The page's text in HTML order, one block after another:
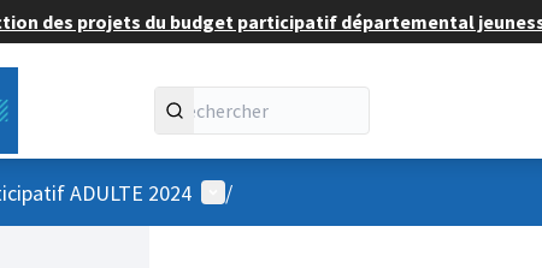
des projets du budget participatif départemental
ADULTE 2024 Menu utilisateur
/